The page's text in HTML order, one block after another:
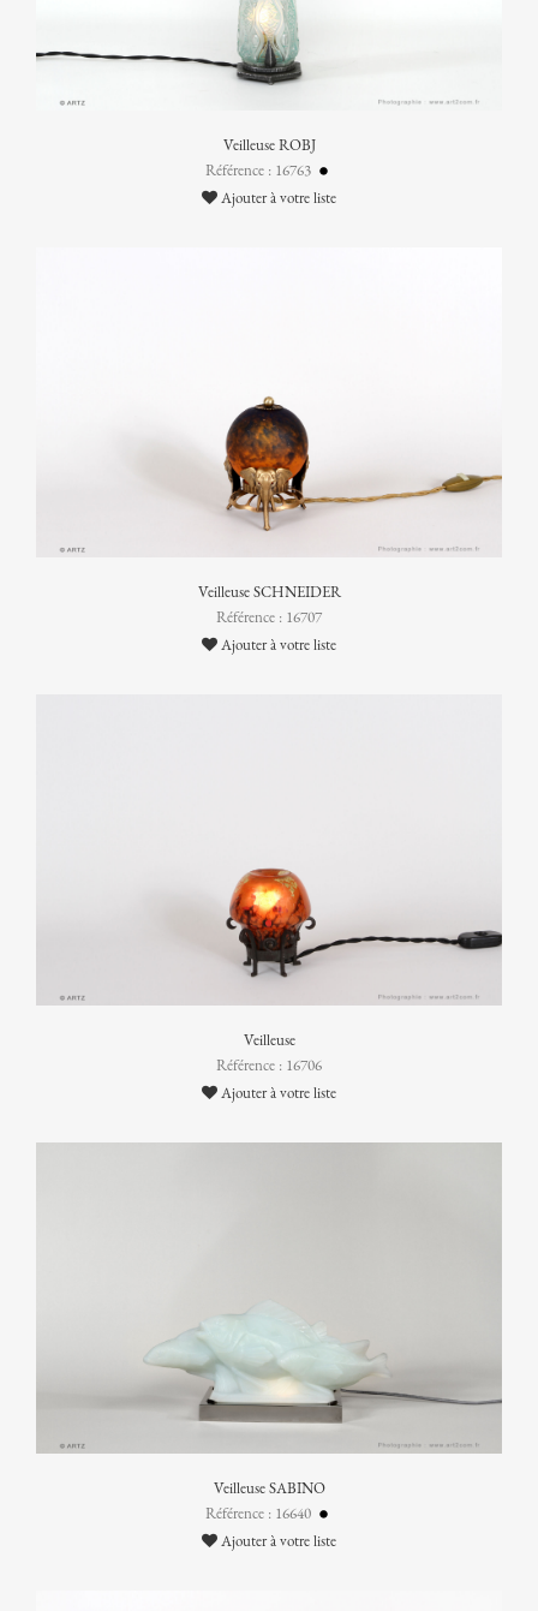
Veilleuse ROBJ
Référence : 16763
Ajouter à votre liste
Veilleuse SCHNEIDER
Référence : 16707
Ajouter à votre liste
Veilleuse
Référence : 16706
Ajouter à votre liste
Veilleuse SABINO
Référence : 16640
Ajouter à votre liste